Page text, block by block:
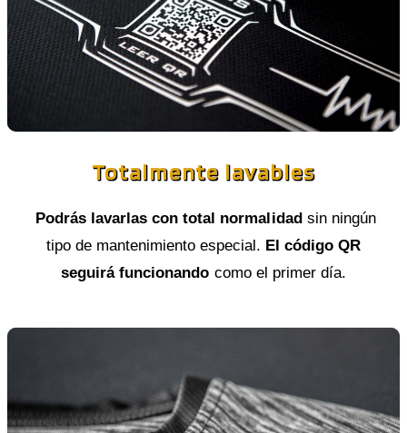
Totalmente lavables
Podrás lavarlas con total normalidad sin ningún
tipo de mantenimiento especial. El código QR
seguirá funcionando como el primer día.